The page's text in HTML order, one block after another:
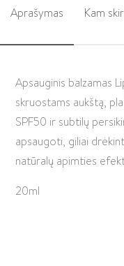
Aprašymas Kam
Apsauginis balzamas
skruostams aukštą,
SPF50 ir subtilų
apsaugoti, giliai
natūralų apimties
20ml